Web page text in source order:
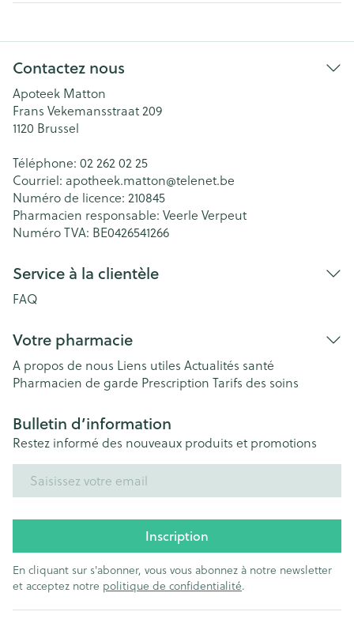
Contactez nous
Apoteek Matton
Frans Vekemansstraat 209
1120 Brussel
Téléphone: 02 262 02 25
Courriel: apotheek.matton@telenet.be
Numéro de licence: 210845
Pharmacien responsable: Veerle Verpeut
Numéro TVA: BE0426541266
Service à la clientèle
FAQ
Votre pharmacie
A propos de nous Liens utiles Actualités santé
Pharmacien de garde Prescription Tarifs des soins
Bulletin d’information
Restez informé des nouveaux produits et promotions
Inscription
En cliquant sur s'abonner, vous vous abonnez à notre newsletter
et acceptez notre politique de confidentialité.